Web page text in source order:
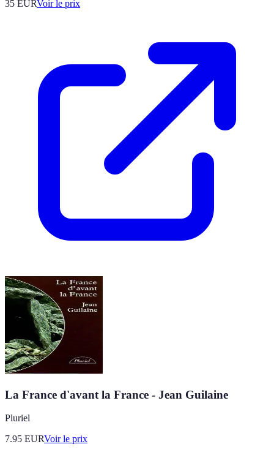
35 EURVoir le prix
La France d'avant la France - Jean Guilaine
Pluriel
7.95 EURVoir le prix